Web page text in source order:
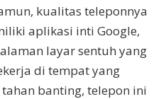
kualitas teleponnya
aplikasi inti Google,
layar sentuh yang
di tempat yang
banting, telepon ini